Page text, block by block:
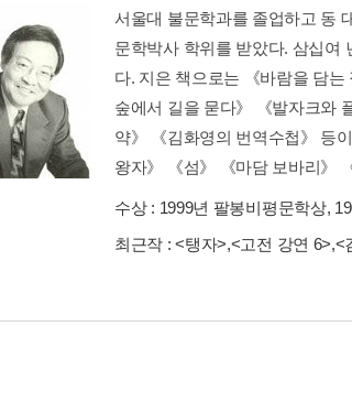
서울대 불문학과를 졸업하고 동
문학박사 학위를 받았다. 삼십여
다. 지은 책으로는 《바람을 담
숲에서 길을 묻다》 《발자크와
약》 《김화영의 번역수첩》 등
왕자》 《섬》 《마담 보바리》
수상 : 1999년 팔봉비평문학상,
최근작 :<탱자>,<고전 강연 6>,<